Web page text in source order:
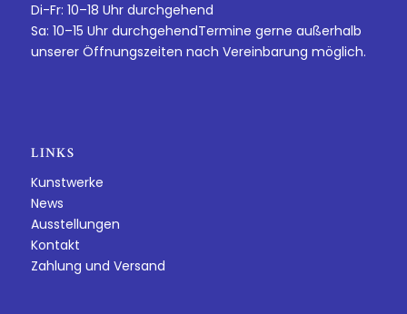
Di-Fr: 10–18 Uhr durchgehend
Sa: 10–15 Uhr durchgehendTermine gerne außerhalb
unserer Öffnungszeiten nach Vereinbarung möglich.
LINKS
Kunstwerke
News
Ausstellungen
Kontakt
Zahlung und Versand